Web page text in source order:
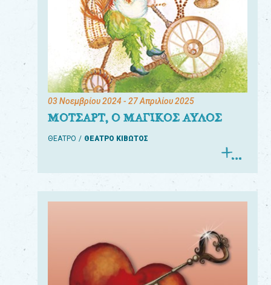
03 Νοεμβρίου 2024- 27 Απριλίου 2025
ΜΟΤΣΑΡΤ, Ο ΜΑΓΙΚΟΣ ΑΥΛΟΣ
ΘΕΑΤΡΟ ΘΕΑΤΡΟ ΚΙΒΩΤΟΣ